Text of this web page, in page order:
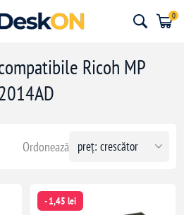
0
Ricoh MP
Ordonează
- 1,45 lei